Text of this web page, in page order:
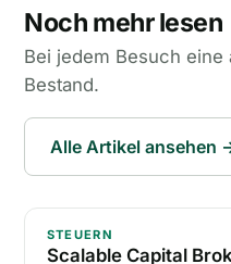
Noch mehr lesen
Bei jedem Besuch
Bestand.
Alle Artikel ansehen
Scalable Capital
STEUERN
Scalable Capital